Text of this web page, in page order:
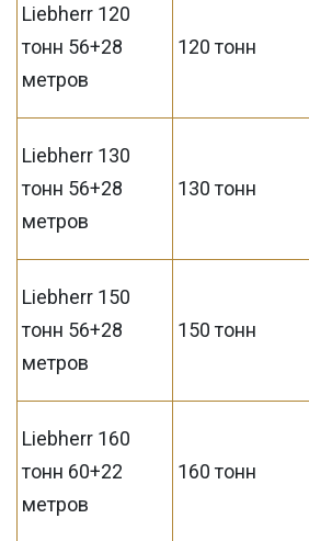
Liebherr 120
тонн 56+28
метров
120 тонн
Liebherr 130
тонн 56+28
метров
130 тонн
Liebherr 150
тонн 56+28
метров
150 тонн
Liebherr 160
тонн 60+22
метров
160 тонн